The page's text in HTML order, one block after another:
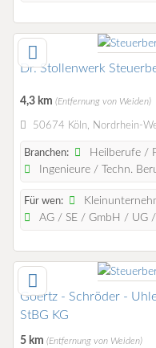
Dr. Stollenwerk
4,3 km (Entfernung von Weiden)
50674 Köln, Nordrhein-
Branchen:
Heilberufe /
Ingenieure / Techn.
Für wen:
AG / SE / GmbH / UG
Goertz - Schröder -
StBG KG
5 km (Entfernung von Weiden)